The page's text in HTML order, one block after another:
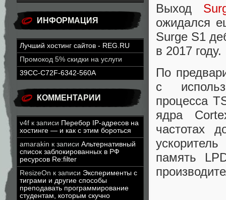
ИНФОРМАЦИЯ
Лучший хостинг сайтов - REG.RU
Промокод 5% скидки на услуги
39CC-C72F-6342-560A
КОММЕНТАРИИ
v4f к записи Перебор IP-адресов на
хостинге — и как с этим бороться
amarakin к записи Альтернативный
список заблокированных в РФ
ресурсов Re:filter
ResizeOn к записи Эксперименты с
тиграми и другие способы
преподавать программирование
студентам, которым скучно
Выход
ожидался
Surge S1
в 2017 году.
По
с
процесса
ядра
частотах
память